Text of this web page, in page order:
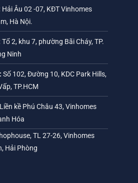
Hải Âu 02 -07, KĐT Vinhomes
Hà Nội.
Tổ 2, khu 7, phường Bãi Cháy, TP.
Ninh
Số 102, Đường 10, KDC Park Hills,
TP.HCM
Liền kề Phú Châu 43, Vinhomes
Hóa
TL 27-26, Vinhomes
Hải Phòng